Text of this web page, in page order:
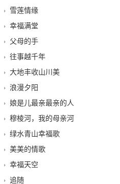
雪莲情缘
幸福满堂
父母的手
往事越千年
大地丰收山川美
浪漫夕阳
娘是儿最亲最亲的人
穆棱河，我的母亲河
绿水青山幸福歌
美美的情歌
幸福天空
追随